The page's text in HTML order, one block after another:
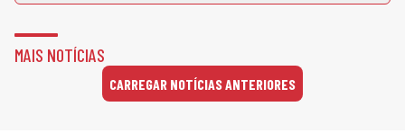
MAIS NOTÍCIAS
CARREGAR NOTÍCIAS ANTERIORES